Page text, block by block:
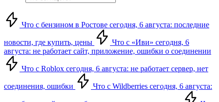
Что с бензином в Ростове сегодня, 6 августа: последние
новости, где купить, цены
Что с «Иви» сегодня, 6
августа: не работает сайт, приложение, ошибки о соединении
Что с Roblox сегодня, 6 августа: не работает сервер, нет
соединения, ошибки Что с Wildberries сегодня, 6 августа: